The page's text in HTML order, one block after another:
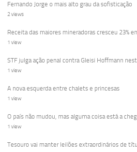
Fernando Jorge o mais alto grau da sofisticação
2 views
Receita das maiores mineradoras cresceu 23%
1 view
STF julga ação penal contra Gleisi Hoffmann
1 view
A nova esquerda entre chalets e princesas
1 view
O país não mudou, mas alguma coisa está a
1 view
Tesouro vai manter leilões extraordinários de